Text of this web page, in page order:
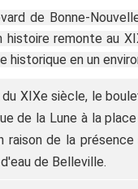
de Bonne-
histoire remonte au
historique en un
XIXe siècle, le
de la Lune à la
raison de la
de Belleville.